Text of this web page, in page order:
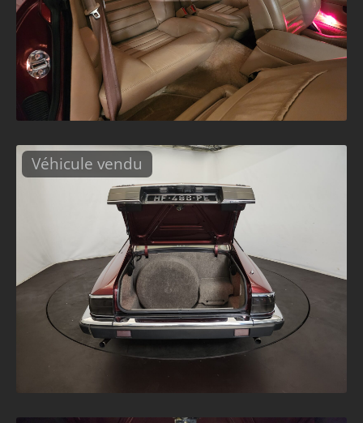
Véhicule vendu